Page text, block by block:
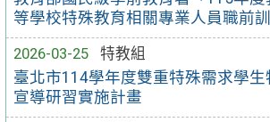
等學校特殊教育相關專業人員職前
2026-03-25
特教組
臺北市114學年度雙重特殊需求學生
宣導研習實施計畫